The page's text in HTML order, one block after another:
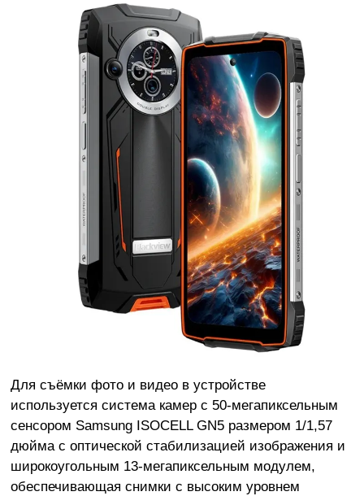
Для съёмки фото и видео в устройстве
используется система камер с 50-мегапиксельным
сенсором Samsung ISOCELL GN5 размером 1/1,57
дюйма с оптической стабилизацией изображения и
широкоугольным 13-мегапиксельным модулем,
обеспечивающая снимки с высоким уровнем